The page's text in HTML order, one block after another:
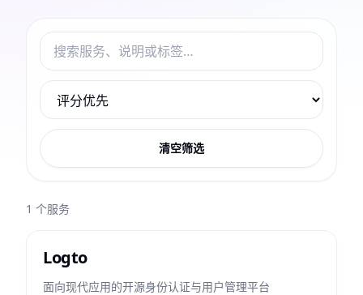
清空筛选
1 个服务
Logto
面向现代应用的开源身份认证与用户管理平台